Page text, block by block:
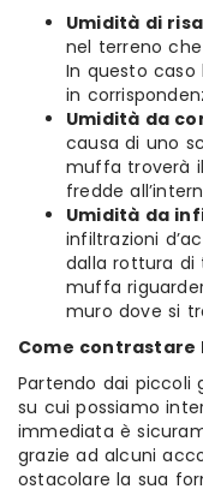
Umidità di
nel terreno che
In questo
in
Umidità da
causa di uno
muffa troverà
fredde
Umidità da
infiltrazioni
dalla rottura di
muffa
muro dove si
Come
Partendo dai piccoli
su cui possiamo
immediata è
grazie ad alcuni
ostacolare la sua